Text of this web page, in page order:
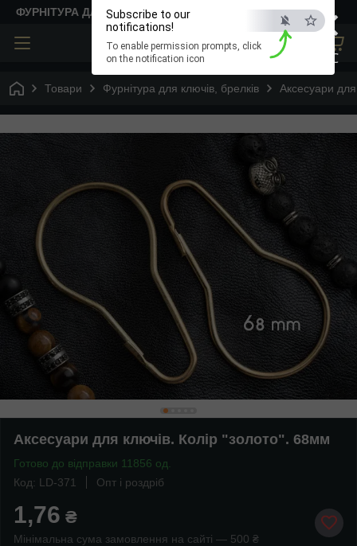
×
ESC
Subscribe to our
notifications!
To enable permission prompts, click
on the notification icon
ФУРНІТУРА ДЛЯ ТВОРЧОСТІ
Товари Фурнітура для ключів, брелків Аксесуари для
Аксесуари для ключів. Колір "золото". 68мм
Готово до відправки 11856 од.
Код: LD-371
Опт і роздріб
1,76 ₴
Мінімальна сума замовлення на сайті — 500 ₴